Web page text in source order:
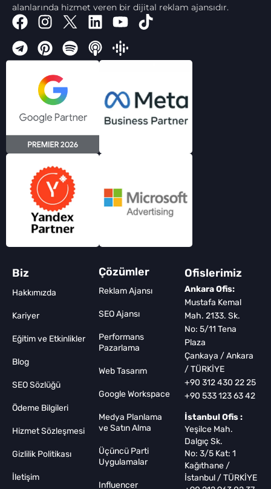
alanlarında hizmet veren bir dijital reklam ajansıdır.
Biz
Hakkımızda
Kariyer
Eğitim ve Etkinlikler
Blog
SEO Sözlüğü
Ödeme Bilgileri
Hizmet Sözleşmesi
Gizlilik Politikası
İletişim
Çözümler
Reklam Ajansı
SEO Ajansı
Performans
Pazarlama
Web Tasarım
Google Workspace
Medya Planlama
ve Satın Alma
Üçüncü Parti
Uygulamalar
Influencer
Ofislerimiz
Ankara Ofis:
Mustafa Kemal
Mah. 2133. Sk.
No: 5/11 Tena
Plaza
Çankaya / Ankara
/ TÜRKİYE
+90 312 430 22 25
+90 533 123 63 42
İstanbul Ofis :
Yeşilce Mah.
Dalgıç Sk.
No: 3/5 Kat: 1
Kağıthane /
İstanbul / TÜRKİYE